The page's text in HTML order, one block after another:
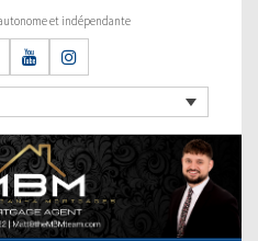
et indépendante